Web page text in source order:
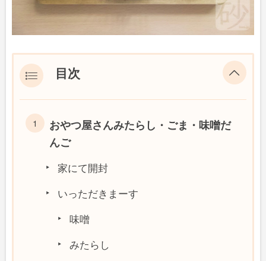
目次
おやつ屋さんみたらし・ごま・味噌だ
んご
家にて開封
いっただきまーす
味噌
みたらし